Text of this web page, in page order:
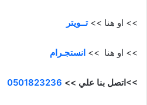
او هنا >>تــويتر <<
او هنا >> انستجـرام <<
اتصل بنا علي >> 0501823236 <<